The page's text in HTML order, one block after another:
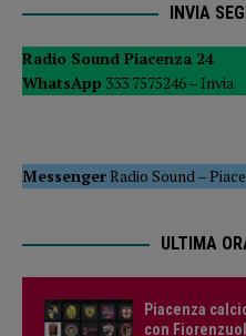
INVIA
Radio Sound Piacenza 24
WhatsApp 333 7575246 – Invia
MessengerRadio Sound –
ULTIMA
Piacenza
con